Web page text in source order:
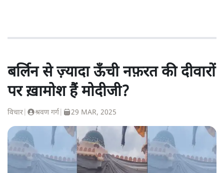
बर्लिन से ज़्यादा ऊँची नफ़रत की दीवारों
पर ख़ामोश हैं मोदीजी?
विचार श्रवण गर्ग 29 MAR, 2025